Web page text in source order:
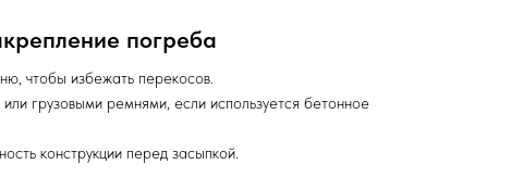
погреба
чтобы избежать перекосов.
грузовыми ремнями, если используется бетонное
конструкции перед засыпкой.